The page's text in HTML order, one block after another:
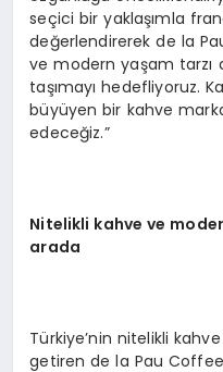
seçici bir yaklaşımla
değerlendirerek de la
ve modern yaşam tarzı
taşımayı hedefliyoruz.
büyüyen bir kahve
edeceğiz.”
Nitelikli kahve ve m
arada
Türkiye’nin nitelikli
getiren de la Pau